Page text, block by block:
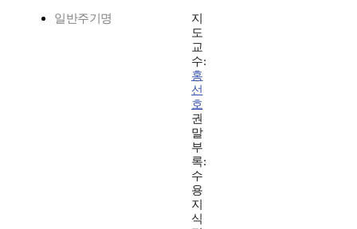
일반주기명
지
도
교
수:
홍
선
호
권
말
부
록:
수
용
지
식